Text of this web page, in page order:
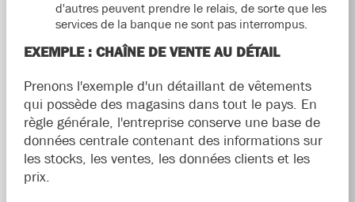
d'autres peuvent prendre le relais, de sorte que les
services de la banque ne sont pas interrompus.
EXEMPLE : CHAÎNE DE VENTE AU DÉTAIL
Prenons l'exemple d'un détaillant de vêtements
qui possède des magasins dans tout le pays. En
règle générale, l'entreprise conserve une base de
données centrale contenant des informations sur
les stocks, les ventes, les données clients et les
prix.